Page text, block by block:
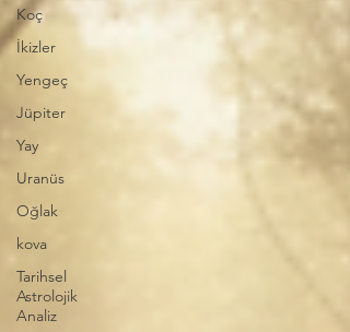
Koç
İkizler
Yengeç
Jüpiter
Yay
Uranüs
Oğlak
kova
Tarihsel
Astrolojik
Analiz